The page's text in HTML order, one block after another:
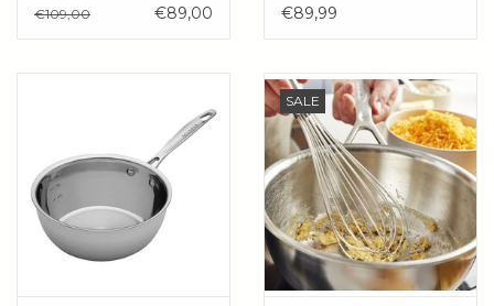
€109,00 €89,00
€89,99
SALE